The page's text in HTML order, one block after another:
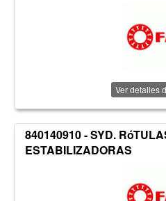
Ver detalles
840140910 - SYD.
ESTABILIZADORAS